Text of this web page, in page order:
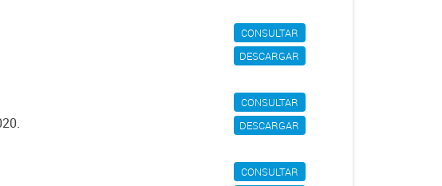
CONSULTAR
DESCARGAR
CONSULTAR
DESCARGAR
CONSULTAR